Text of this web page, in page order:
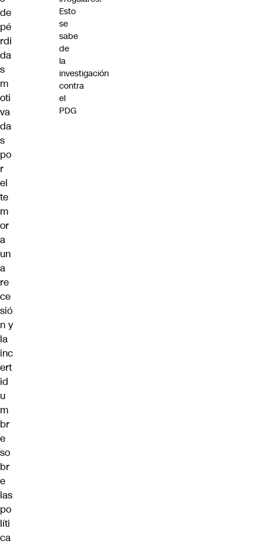
de
pé
rdi
da
s
m
oti
va
da
s
po
r
el
te
m
or
a
un
a
re
ce
sió
n y
la
inc
ert
id
u
m
br
e
so
br
e
las
po
líti
ca
Esto
se
sabe
de
la
investigación
contra
el
PDG